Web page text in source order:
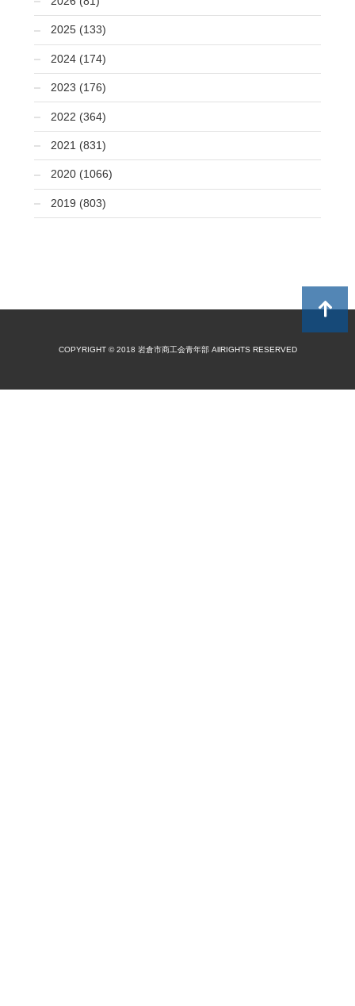
2025 (133)
2024 (174)
2023 (176)
2022 (364)
2021 (831)
2020 (1066)
2019 (803)
COPYRIGHT © 2018 岩倉市商工会青年部 AllRIGHTS RESERVED